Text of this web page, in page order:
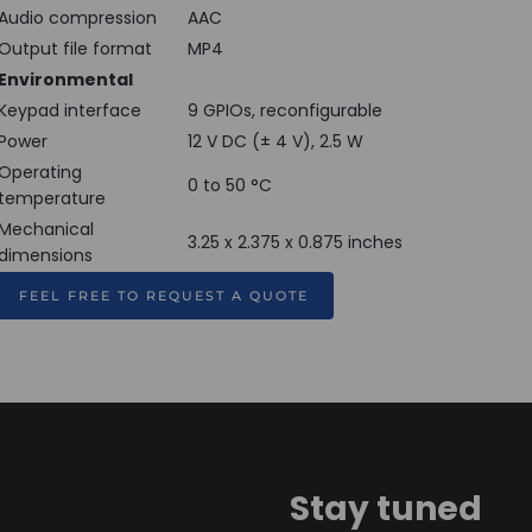
compression
AAC
Output file format
MP4
Environmental
interface
9 GPIOs, reconfigurable
12 V DC (± 4 V), 2.5 W
Operating
temperature
0 to 50 °C
3.25 x 2.375 x 0.875 inches
FEEL FREE TO REQUEST A QUOTE
Stay tuned